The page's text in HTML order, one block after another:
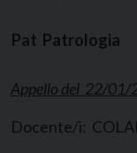
Pat Patrologia
Appello del 22/
Docente/i: